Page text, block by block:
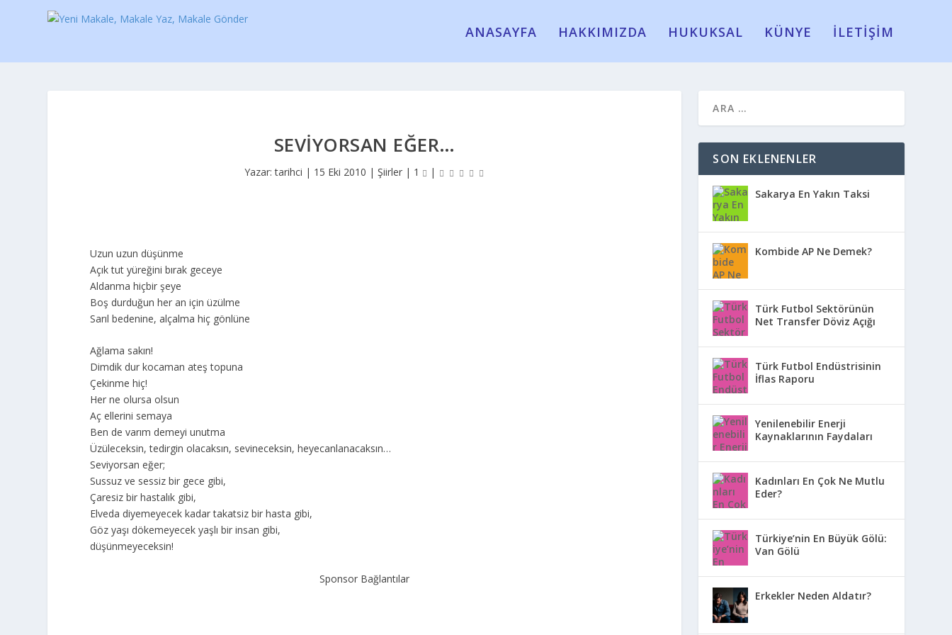
ANASAYFA HAKKIMIZDA HUKUKSAL KÜNYE İLETİŞİM
SEVIYORSAN EĞER…
Yazar:tarihci | 15 Eki 2010 | Şiirler| 1 |
Uzun uzun düşünme
Açık tut yüreğini bırak geceye
Aldanma hiçbir şeye
Boş durduğun her an için üzülme
Sarıl bedenine, alçalma hiç gönlüne
Ağlama sakın!
Dimdik dur kocaman ateş topuna
Çekinme hiç!
Her ne olursa olsun
Aç ellerini semaya
Ben de varım demeyi unutma
Üzüleceksin, tedirgin olacaksın, sevineceksin, heyecanlanacaksın…
Seviyorsan eğer;
Sussuz ve sessiz bir gece gibi,
Çaresiz bir hastalık gibi,
Elveda diyemeyecek kadar takatsiz bir hasta gibi,
Göz yaşı dökemeyecek yaşlı bir insan gibi,
düşünmeyeceksin!
Sponsor Bağlantılar
SON EKLENENLER
Sakarya En Yakın Taksi
Kombide AP Ne Demek?
Türk Futbol Sektörünün
Net Transfer Döviz Açığı
Türk Futbol Endüstrisinin
İflas Raporu
Yenilenebilir Enerji
Kaynaklarının Faydaları
Kadınları En Çok Ne Mutlu
Eder?
Türkiye’nin En Büyük Gölü:
Van Gölü
Erkekler Neden Aldatır?